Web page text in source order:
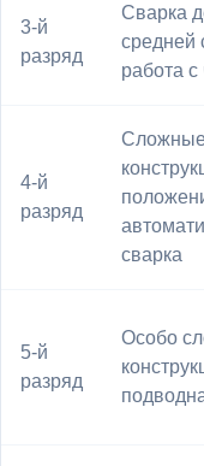
3-й
разряд
Сварка
средней
работа
4-й
разряд
сварка
5-й
разряд
Особо